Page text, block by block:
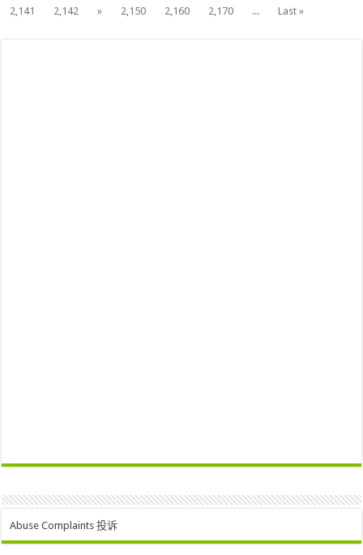
2,141
2,142 » 2,150 2,160 2,170 ... Last »
Abuse Complaints 投诉